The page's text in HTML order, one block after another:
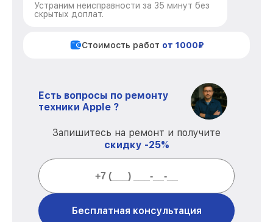
Устраним неисправности за 35 минут без
скрытых доплат.
Стоимость работ от 1000₽
Есть вопросы по ремонту
техники Apple ?
Запишитесь на ремонт и получите
скидку -25%
Бесплатная консультация